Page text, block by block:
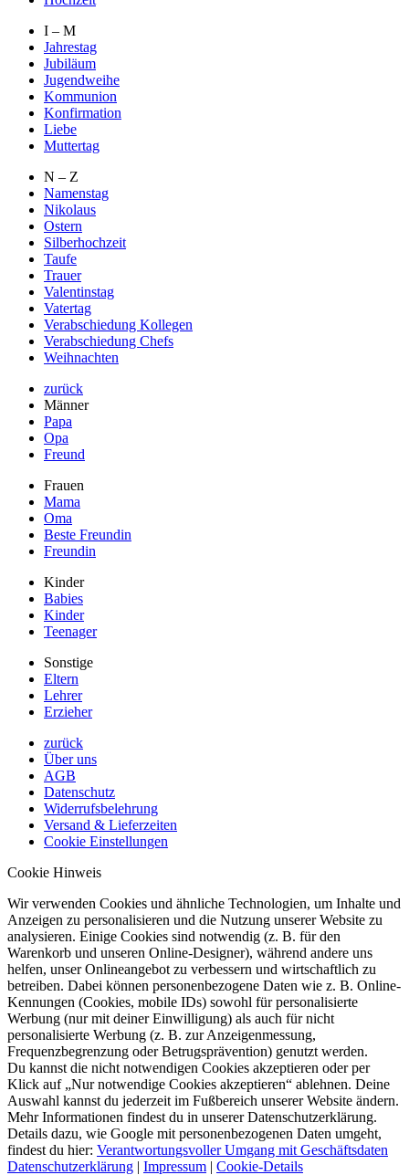
I – M
Jahrestag
Jubiläum
Jugendweihe
Kommunion
Konfirmation
Liebe
Muttertag
N – Z
Namenstag
Nikolaus
Ostern
Silberhochzeit
Taufe
Trauer
Valentinstag
Vatertag
Verabschiedung Kollegen
Verabschiedung Chefs
Weihnachten
zurück
Männer
Papa
Opa
Freund
Frauen
Mama
Oma
Beste Freundin
Freundin
Kinder
Babies
Kinder
Teenager
Sonstige
Eltern
Lehrer
Erzieher
zurück
Über uns
AGB
Datenschutz
Widerrufsbelehrung
Versand & Lieferzeiten
Cookie Einstellungen
Cookie Hinweis
Wir verwenden Cookies und ähnliche Technologien, um Inhalte und
Anzeigen zu personalisieren und die Nutzung unserer Website zu
analysieren. Einige Cookies sind notwendig (z. B. für den
Warenkorb und unseren Online-Designer), während andere uns
helfen, unser Onlineangebot zu verbessern und wirtschaftlich zu
betreiben. Dabei können personenbezogene Daten wie z. B. Online-
Kennungen (Cookies, mobile IDs) sowohl für personalisierte
Werbung (nur mit deiner Einwilligung) als auch für nicht
personalisierte Werbung (z. B. zur Anzeigenmessung,
Frequenzbegrenzung oder Betrugsprävention) genutzt werden.
Du kannst die nicht notwendigen Cookies akzeptieren oder per
Klick auf „Nur notwendige Cookies akzeptieren“ ablehnen. Deine
Auswahl kannst du jederzeit im Fußbereich unserer Website ändern.
Mehr Informationen findest du in unserer Datenschutzerklärung.
Details dazu, wie Google mit personenbezogenen Daten umgeht,
findest du hier: Verantwortungsvoller Umgang mit Geschäftsdaten
Datenschutzerklärung | Impressum | Cookie-Details